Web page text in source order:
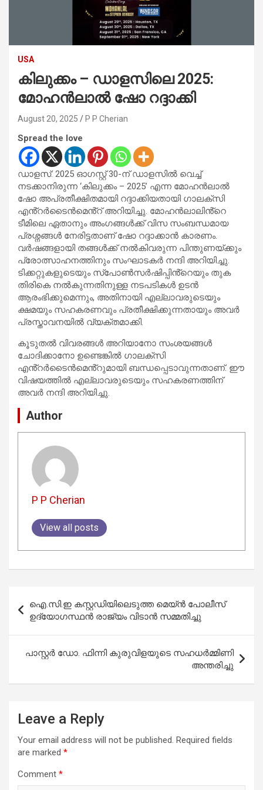
USA
കിലുക്കം – ഡാളസിലെ 2025:
മോഹൻലാൽ ഷോ റദ്ദാക്കി
August 20, 2025 P P Cherian
Spread the love
ഡാളസ്: 2025 ഓഗസ്റ്റ് 30-ന് ഡാളസിൽ വെച്ച്
നടക്കാനിരുന്ന ‘കിലുക്കം – 2025’ എന്ന മോഹൻലാൽ
ഷോ അപ്രതീക്ഷിതമായി റദ്ദാക്കിയതായി ഗാലക്സി
എൻ്റർടൈൻമെൻ്റ് അറിയിച്ചു. മോഹൻലാലിൻ്റെ
ടീമിലെ ഏതാനും അംഗങ്ങൾക്ക് വിസ സംബന്ധമായ
പ്രശ്നങ്ങൾ നേരിട്ടതാണ് ഷോ റദ്ദാക്കാൻ കാരണം.
വർഷങ്ങളായി തങ്ങൾക്ക് നൽകിവരുന്ന പിന്തുണയ്ക്കും
പ്രോത്സാഹനത്തിനും സംഘാടകർ നന്ദി അറിയിച്ചു.
ടിക്കറ്റുകളുടെയും സ്പോൺസർഷിപ്പിൻ്റെയും തുക
തിരികെ നൽകുന്നതിനുള്ള നടപടികൾ ഉടൻ
ആരംഭിക്കുമെന്നും, അതിനായി എല്ലാവരുടെയും
ക്ഷമയും സഹകരണവും പ്രതീക്ഷിക്കുന്നതായും അവർ
പ്രസ്താവനയിൽ വ്യക്തമാക്കി.
കൂടുതൽ വിവരങ്ങൾ അറിയാനോ സംശയങ്ങൾ
ചോദിക്കാനോ ഉണ്ടെങ്കിൽ ഗാലക്സി
എൻ്റർടൈൻമെൻ്റുമായി ബന്ധപ്പെടാവുന്നതാണ്. ഈ
വിഷയത്തിൽ എല്ലാവരുടെയും സഹകരണത്തിന്
അവർ നന്ദി അറിയിച്ചു.
Author
P P Cherian
View all posts
navigation
ഐ.സി.ഇ കസ്റ്റഡിയിലെടുത്ത മെയ്ൻ പോലീസ്
ഉദ്യോഗസ്ഥൻ രാജ്യം വിടാൻ സമ്മതിച്ചു
പാസ്റ്റർ ഡോ. ഫിന്നി കുരുവിളയുടെ സഹധർമ്മിണി
അന്തരിച്ചു
Leave a Reply
Your email address will not be published. Required fields
are marked *
Comment *